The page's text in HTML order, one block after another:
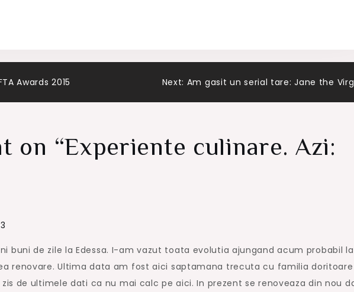
Awards 2015 Next: Am gasit un serial tare: Jane the
on “Experiente culinare. Azi:
buni de zile la Edessa. I-am vazut toata evolutia ajungand acum probabil
renovare. Ultima data am fost aici saptamana trecuta cu familia doritoare
de ultimele dati ca nu mai calc pe aici. In prezent se renoveaza din nou